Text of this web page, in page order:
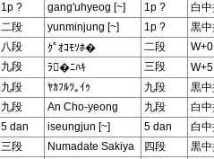
1p ? gang'uhyeog [~] 1p ?
白
二段 yunminjung [~] 1p ?
黒
八段 ｸﾟｵｺﾓｿﾎ� 二段
九段 ﾗ�ﾆﾊｷ 三段
九段 ﾔｶﾌﾙﾂ｡ｲｩ 九段
黒
九段 An Cho-yeong 九段
白
5 dan iseungjun [~] 5 dan
白
三段 Numadate Sakiya 四段
黒